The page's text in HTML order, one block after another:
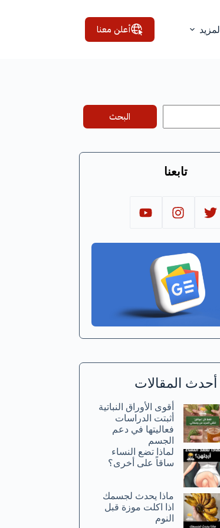
المزيد أعلن معنا
البحث
تابعنا
أحدث المقالات
أقوى الأوراق النباتية
أثبتت الدراسات
فعاليتها في دعم
الجسم
لماذا تضع النساء
ساقاً على أخرى؟
ماذا يحدث لجسمك
اذا اكلت موزة قبل
النوم